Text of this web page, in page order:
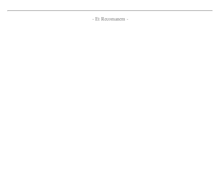
- Et Recomanem -